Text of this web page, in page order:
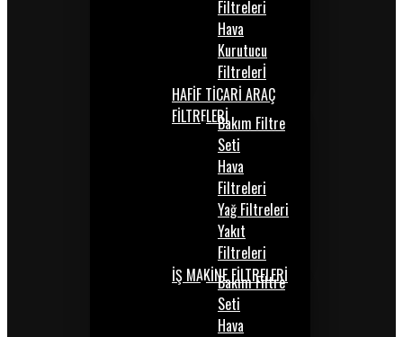
Filtreleri
Hava
Kurutucu
Filtrelerİ
HAFİF TİCARİ ARAÇ
FİLTRELERİBakım Filtre
Seti
Hava
Filtreleri
Yağ Filtreleri
Yakıt
Filtreleri
İŞ MAKİNE FİLTRELERİ
Bakım Filtre
Seti
Hava